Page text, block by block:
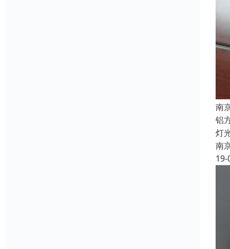
南
铝
灯
南
19-